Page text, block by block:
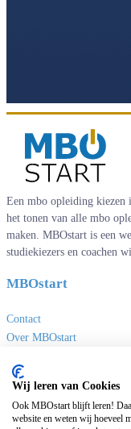
Een mbo opleiding
het tonen van alle mbo
maken. MBOstart is een
studiekiezers en coachen
MBOstart
Contact
Over MBOstart
Disclaimer en privacy
MBO links
Wij leren van Cookies
Ook MBOstart blijft leren!
website en weten wij hoeveel